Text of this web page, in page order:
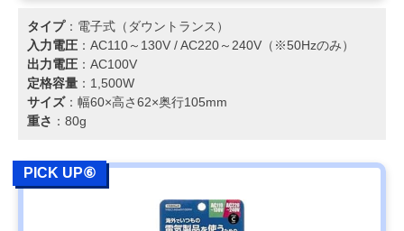
タイプ：電子式（ダウントランス）
入力電圧 ：AC110～130V / AC220～240V（※50Hzのみ）
出力電圧 ：AC100V
定格容量 ：1,500W
サイズ：幅60×高さ62×奥行105mm
重さ ：80g
PICK UP⑥